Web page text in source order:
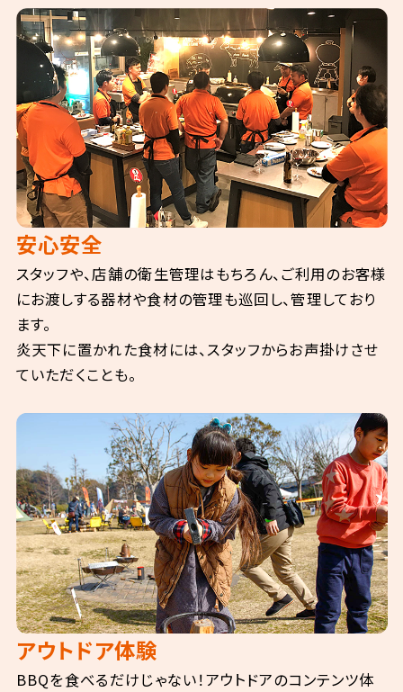
安心安全
スタッフや、店舗の衛生管理はもちろん、ご利用のお客様
にお渡しする器材や食材の管理も巡回し、管理しており
ます。
炎天下に置かれた食材には、スタッフからお声掛けさせ
ていただくことも。
アウトドア体験
BBQを食べるだけじゃない！アウトドアのコンテンツ体